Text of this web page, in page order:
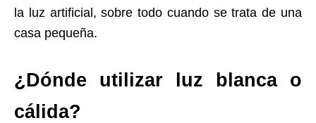
la luz artificial, sobre todo cuando se trata de una
casa pequeña.
¿Dónde utilizar luz blanca o
cálida?